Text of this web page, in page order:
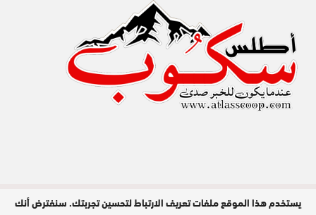
مدير النشر : عبد الله عزي / جميع الحقوق
يستخدم هذا الموقع ملفات تعريف الارتباط لتحسين تجربتك. سنفترض أنك